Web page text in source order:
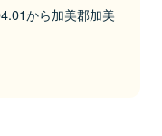
から加美郡加美